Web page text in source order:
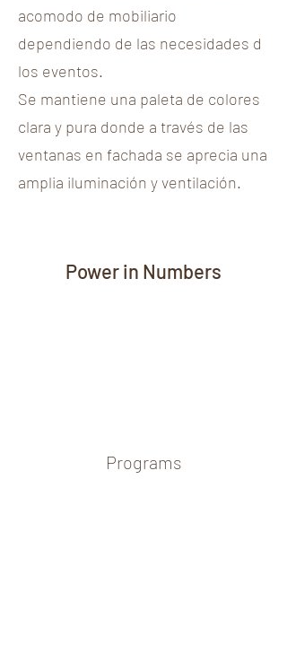
acomodo de mobiliario
dependiendo de las necesidades d
los eventos.
Se mantiene una paleta de colores
clara y pura donde a través de las
ventanas en fachada se aprecia una
amplia iluminación y ventilación.
Power in Numbers
Programs